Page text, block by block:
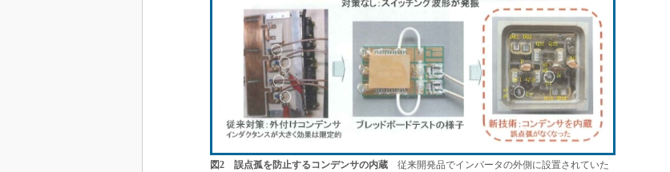
図2 誤点孤を防止するコンデンサの内蔵従来開発品でインバータの外側に設置されていた